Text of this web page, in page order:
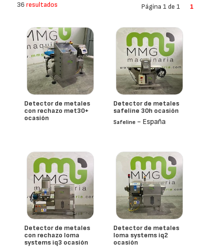
36 resultados Página 1 de 1 1
Detector de metales
con rechazo met30+
ocasión
Detector de metales
safeline 30h ocasión
Safeline - España
Detector de metales
con rechazo loma
systems iq3 ocasión
Detector de metales
loma systems iq2
ocasión